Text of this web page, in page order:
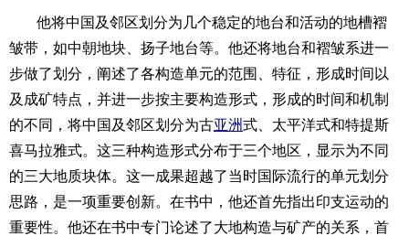
他将中国及邻区划分为几个稳定的地台和活动的地槽褶
皱带，如中朝地块、扬子地台等。他还将地台和褶皱系进一
步做了划分，阐述了各构造单元的范围、特征，形成时间以
及成矿特点，并进一步按主要构造形式，形成的时间和机制
的不同，将中国及邻区划分为古亚洲式、太平洋式和特提斯
喜马拉雅式。这三种构造形式分布于三个地区，显示为不同
的三大地质块体。这一成果超越了当时国际流行的单元划分
思路，是一项重要创新。在书中，他还首先指出印支运动的
重要性。他还在书中专门论述了大地构造与矿产的关系，首